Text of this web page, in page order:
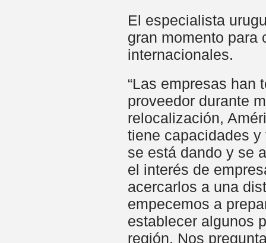
El especialista
gran momento para
internacionales.
“Las empresas han
proveedor durante
relocalización,
tiene capacidades
se está dando y se
el interés de
acercarlos a una
empecemos a
establecer algunos
región. Nos